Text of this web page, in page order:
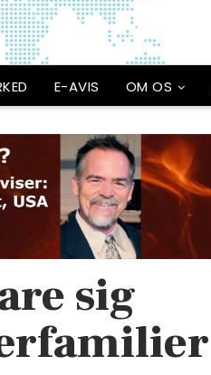
E-AVIS OM OS
sig